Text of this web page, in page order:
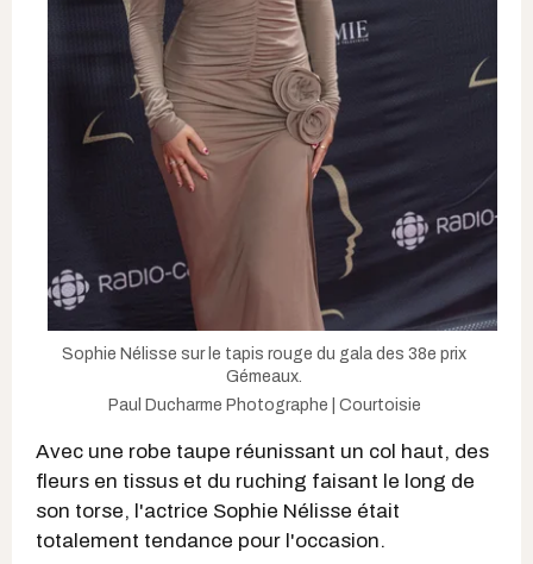
Sophie Nélisse sur le tapis rouge du gala des 38e prix
Gémeaux.
Paul Ducharme Photographe | Courtoisie
Avec une robe taupe réunissant un col haut, des
fleurs en tissus et du ruching faisant le long de
son torse, l'actrice Sophie Nélisse était
totalement tendance pour l'occasion.